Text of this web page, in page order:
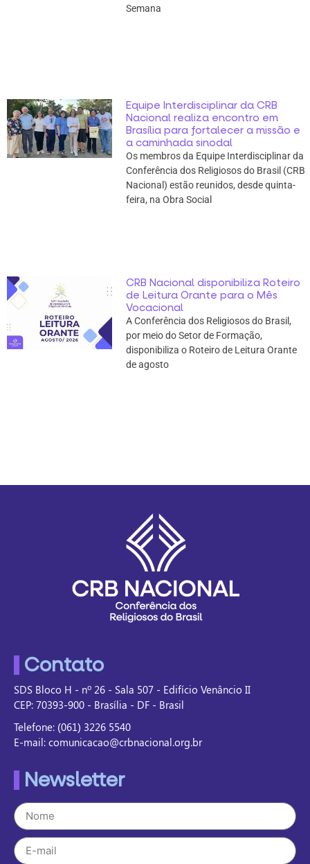
Semana
Equipe Interdisciplinar da CRB
Nacional realiza encontro em
Brasília para fortalecer a missão e
a caminhada sinodal
Os membros da Equipe Interdisciplinar da
Conferência dos Religiosos do Brasil (CRB
Nacional) estão reunidos, desde quinta-
feira, na Obra Social
CRB Nacional disponibiliza Roteiro
de Leitura Orante para o Mês
Vocacional
A Conferência dos Religiosos do Brasil,
por meio do Setor de Formação,
disponibiliza o Roteiro de Leitura Orante
de agosto
Contato
SDS Bloco H - nº 26 - Sala 507 - Edifício Venâncio II
CEP: 70393-900 - Brasília - DF - Brasil
Telefone: (061) 3226 5540
E-mail: comunicacao@crbnacional.org.br
Newsletter